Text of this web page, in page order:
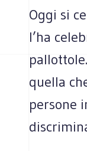
Oggi si
l’ha
quella
persone